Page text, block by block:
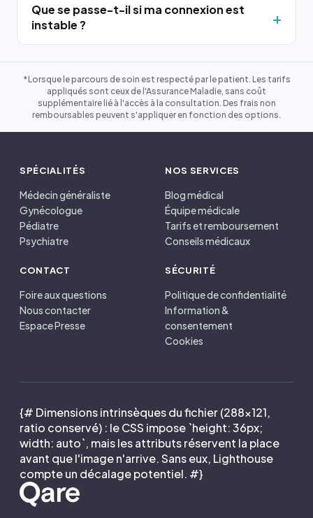
Que se passe-t-il si ma connexion est
instable ?
*Lorsque le parcours de soin est respecté par le patient. Les tarifs
appliqués sont ceux de l'Assurance Maladie, sans coût
supplémentaire lié à l'accès à la consultation. Des frais non
remboursables peuvent s'appliquer en fonction des options.
SPÉCIALITÉS
Médecin généraliste
Gynécologue
Pédiatre
Psychiatre
NOS SERVICES
Blog médical
Équipe médicale
Tarifs et remboursement
Conseils médicaux
CONTACT
Foire aux questions
Nous contacter
Espace Presse
SÉCURITÉ
Politique de confidentialité
Information &
consentement
Cookies
{# Dimensions intrinsèques du fichier (288×121,
ratio conservé) : le CSS impose `height: 36px;
width: auto`, mais les attributs réservent la place
avant que l'image n'arrive. Sans eux, Lighthouse
compte un décalage potentiel. #}